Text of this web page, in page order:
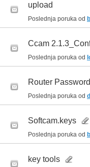
upload
Poslednja poruka od
Ccam
Poslednja poruka od
Router
Poslednja poruka od
Softcam.keys
Poslednja poruka od
key tools